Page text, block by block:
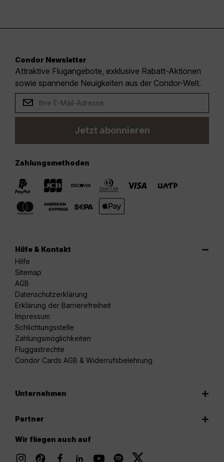
Condor Newsletter
Attraktive Flugangebote, exklusive Rabatt-Aktionen
sowie spannende Neuigkeiten aus der Condor-Welt.
Jetzt abonnieren
Zahlungsmethoden
Hilfe & Kontakt
Hilfe
Sitemap
AGB
Datenschutzerklärung
Erklärung der Barrierefreiheit
Impressum
Schlichtungsstelle
Zahlungsmöglichkeiten
Fluggastrechte
Condor Cards AGB & Widerrufsbelehrung
Unternehmen
Partner
Wir fliegen auch auf